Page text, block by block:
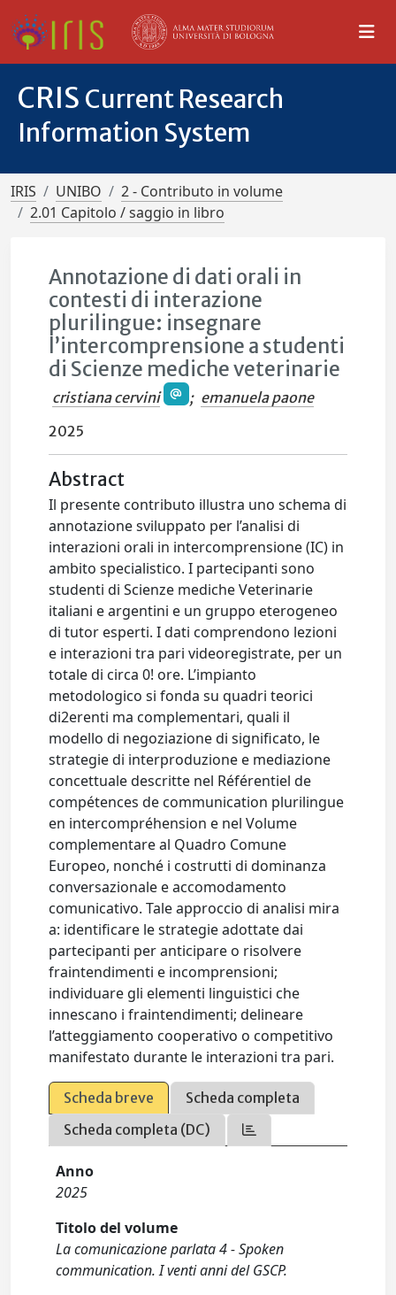
CRIS Current Research
Information System
IRIS UNIBO
2 - Contributo in volume
2.01 Capitolo / saggio in libro
Annotazione di dati orali in
contesti di interazione
plurilingue: insegnare
l’intercomprensione a studenti
di Scienze mediche veterinarie
cristiana cervini ; emanuela paone
2025
Abstract
Il presente contributo illustra uno schema di
annotazione sviluppato per l’analisi di
interazioni orali in intercomprensione (IC) in
ambito specialistico. I partecipanti sono
studenti di Scienze mediche Veterinarie
italiani e argentini e un gruppo eterogeneo
di tutor esperti. I dati comprendono lezioni
e interazioni tra pari videoregistrate, per un
totale di circa 0! ore. L’impianto
metodologico si fonda su quadri teorici
di2erenti ma complementari, quali il
modello di negoziazione di significato, le
strategie di interproduzione e mediazione
concettuale descritte nel Référentiel de
compétences de communication plurilingue
en intercompréhension e nel Volume
complementare al Quadro Comune
Europeo, nonché i costrutti di dominanza
conversazionale e accomodamento
comunicativo. Tale approccio di analisi mira
a: identificare le strategie adottate dai
partecipanti per anticipare o risolvere
fraintendimenti e incomprensioni;
individuare gli elementi linguistici che
innescano i fraintendimenti; delineare
l’atteggiamento cooperativo o competitivo
manifestato durante le interazioni tra pari.
Scheda breve
Scheda completa
Scheda completa (DC)
Anno
2025
Titolo del volume
La comunicazione parlata 4 - Spoken
communication. I venti anni del GSCP.